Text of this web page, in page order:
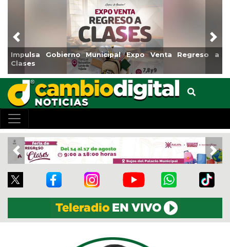
Municipal Expo Venta Regreso a
Reabrirá
Previous
Previous